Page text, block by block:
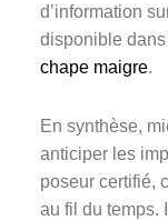
d’information
disponible
chape maigre.
En synthèse,
anticiper les
poseur certifié,
au fil du temps.